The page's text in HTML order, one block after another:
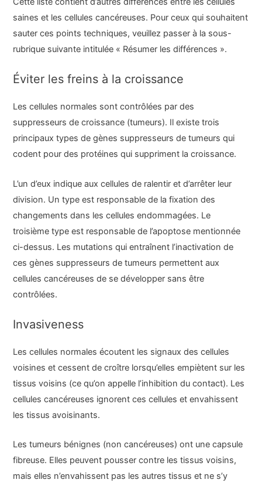
saines et les cellules cancéreuses. Pour ceux qui souhaitent
sauter ces points techniques, veuillez passer à la sous-
rubrique suivante intitulée « Résumer les différences ».
Éviter les freins à la croissance
Les cellules normales sont contrôlées par des
suppresseurs de croissance (tumeurs). Il existe trois
principaux types de gènes suppresseurs de tumeurs qui
codent pour des protéines qui suppriment la croissance.
L’un d’eux indique aux cellules de ralentir et d’arrêter leur
division. Un type est responsable de la fixation des
changements dans les cellules endommagées. Le
troisième type est responsable de l’apoptose mentionnée
ci-dessus. Les mutations qui entraînent l’inactivation de
ces gènes suppresseurs de tumeurs permettent aux
cellules cancéreuses de se développer sans être
contrôlées.
Invasiveness
Les cellules normales écoutent les signaux des cellules
voisines et cessent de croître lorsqu’elles empiètent sur les
tissus voisins (ce qu’on appelle l’inhibition du contact). Les
cellules cancéreuses ignorent ces cellules et envahissent
les tissus avoisinants.
Les tumeurs bénignes (non cancéreuses) ont une capsule
fibreuse. Elles peuvent pousser contre les tissus voisins,
mais elles n’envahissent pas les autres tissus et ne s’y